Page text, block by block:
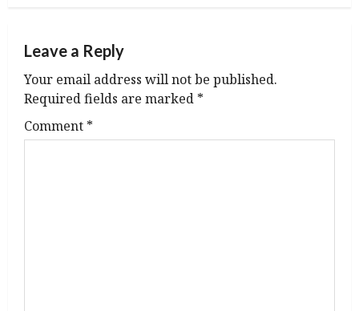
v
i
g
Leave a Reply
Your email address will not be published.
Required fields are marked *
Comment *